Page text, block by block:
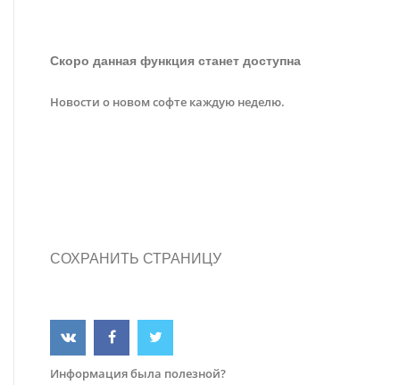
Скоро данная функция станет доступна
Новости о новом софте каждую неделю.
СОХРАНИТЬ СТРАНИЦУ
Информация была полезной?